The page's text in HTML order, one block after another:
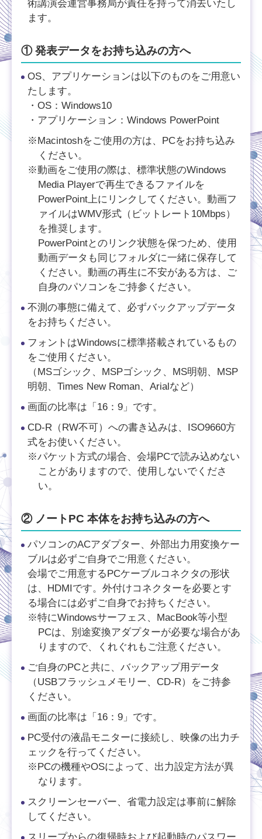
術講演会運営事務局が責任を持って消去いたし
ます。
① 発表データをお持ち込みの方へ
OS、アプリケーションは以下のものをご用意い
たします。
・OS：Windows10
・アプリケーション：Windows PowerPoint
※Macintoshをご使用の方は、PCをお持ち込み
ください。
※動画をご使用の際は、標準状態のWindows
Media Playerで再生できるファイルを
PowerPoint上にリンクしてください。動画フ
ァイルはWMV形式（ビットレート10Mbps）
を推奨します。
PowerPointとのリンク状態を保つため、使用
動画データも同じフォルダに一緒に保存して
ください。動画の再生に不安がある方は、ご
自身のパソコンをご持参ください。
不測の事態に備えて、必ずバックアップデータ
をお持ちください。
フォントはWindowsに標準搭載されているもの
をご使用ください。
（MSゴシック、MSPゴシック、MS明朝、MSP
明朝、Times New Roman、Arialなど）
画面の比率は「16：9」です。
CD-R（RW不可）への書き込みは、ISO9660方
式をお使いください。
※パケット方式の場合、会場PCで読み込めない
ことがありますので、使用しないでくださ
い。
② ノートPC 本体をお持ち込みの方へ
パソコンのACアダプター、外部出力用変換ケー
ブルは必ずご自身でご用意ください。
会場でご用意するPCケーブルコネクタの形状
は、HDMIです。外付けコネクターを必要とす
る場合には必ずご自身でお持ちください。
※特にWindowsサーフェス、MacBook等小型
PCは、別途変換アダプターが必要な場合があ
りますので、くれぐれもご注意ください。
ご自身のPCと共に、バックアップ用データ
（USBフラッシュメモリー、CD-R）をご持参
ください。
画面の比率は「16：9」です。
PC受付の液晶モニターに接続し、映像の出力チ
ェックを行ってください。
※PCの機種やOSによって、出力設定方法が異
なります。
スクリーンセーバー、省電力設定は事前に解除
してください。